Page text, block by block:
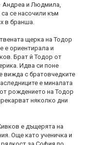
Андреа и Людмила,
се насочили към
в бранша.
щерка на Тодор
е ориентирала и
Брат й Тодор от
Идва си поне
вижда с братовчедките
е миналата
рождението на Тодор
няколко дни
е дъщерята на
Още като ученичка и